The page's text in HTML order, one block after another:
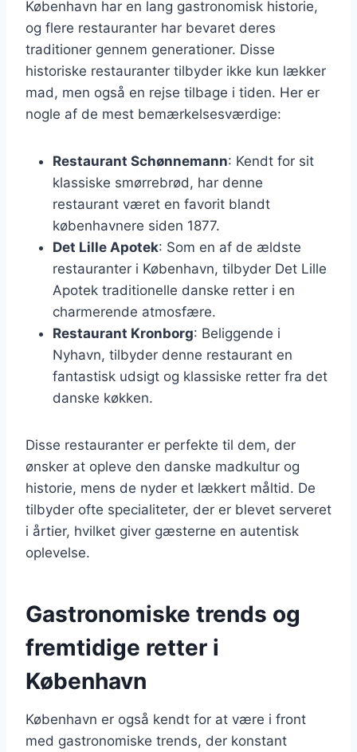
København har en lang gastronomisk historie,
og flere restauranter har bevaret deres
traditioner gennem generationer. Disse
historiske restauranter tilbyder ikke kun lækker
mad, men også en rejse tilbage i tiden. Her er
nogle af de mest bemærkelsesværdige:
Restaurant Schønnemann: Kendt for sit
klassiske smørrebrød, har denne
restaurant været en favorit blandt
københavnere siden 1877.
Det Lille Apotek: Som en af de ældste
restauranter i København, tilbyder Det Lille
Apotek traditionelle danske retter i en
charmerende atmosfære.
Restaurant Kronborg: Beliggende i
Nyhavn, tilbyder denne restaurant en
fantastisk udsigt og klassiske retter fra det
danske køkken.
Disse restauranter er perfekte til dem, der
ønsker at opleve den danske madkultur og
historie, mens de nyder et lækkert måltid. De
tilbyder ofte specialiteter, der er blevet serveret
i årtier, hvilket giver gæsterne en autentisk
oplevelse.
Gastronomiske trends og
fremtidige retter i
København
København er også kendt for at være i front
med gastronomiske trends, der konstant